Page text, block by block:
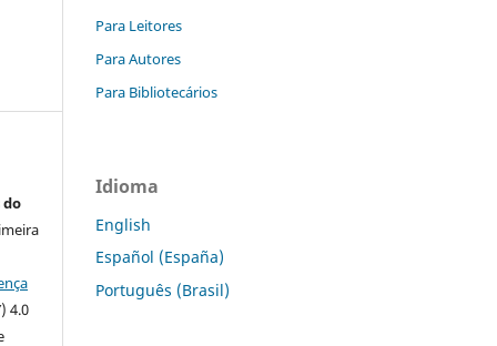
do
4.0
Para Leitores
Para Autores
Para Bibliotecários
Idioma
English
Español (España)
Português (Brasil)